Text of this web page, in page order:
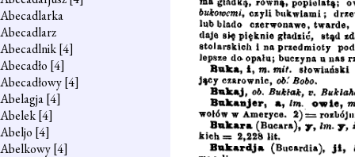
Abecadlarka
Abecadlarz
Abecadlnik[4]
Abecadło [4]
Abecadłowy[4]
Abelagja[4]
Abelek[4]
Abeljo [4]
Abelkowy[4]